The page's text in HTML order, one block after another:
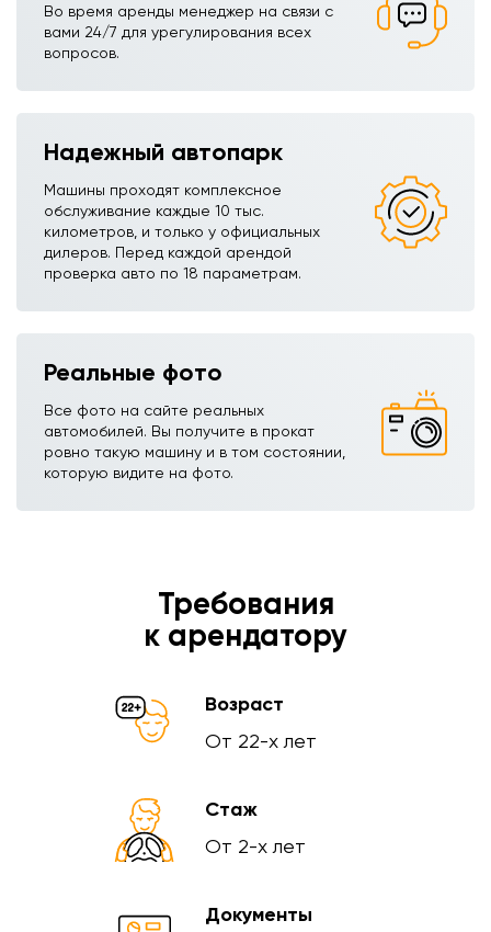
Во время аренды менеджер на связи с
вами 24/7 для урегулирования всех
вопросов.
Надежный автопарк
Машины проходят комплексное
обслуживание каждые 10 тыс.
километров, и только у официальных
дилеров. Перед каждой арендой
проверка авто по 18 параметрам.
Реальные фото
Все фото на сайте реальных
автомобилей. Вы получите в прокат
ровно такую машину и в том состоянии,
которую видите на фото.
Требования
к арендатору
Возраст
От 22-х лет
Стаж
От 2-х лет
Документы